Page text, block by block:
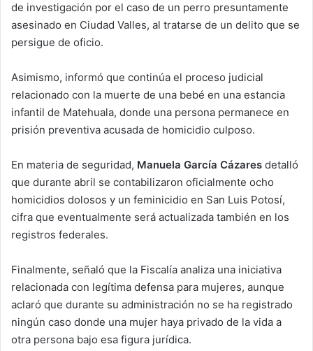
de investigación por el caso de un perro presuntamente
asesinado en Ciudad Valles, al tratarse de un delito que se
persigue de oficio.
Asimismo, informó que continúa el proceso judicial
relacionado con la muerte de una bebé en una estancia
infantil de Matehuala, donde una persona permanece en
prisión preventiva acusada de homicidio culposo.
En materia de seguridad, Manuela García Cázares detalló
que durante abril se contabilizaron oficialmente ocho
homicidios dolosos y un feminicidio en San Luis Potosí,
cifra que eventualmente será actualizada también en los
registros federales.
Finalmente, señaló que la Fiscalía analiza una iniciativa
relacionada con legítima defensa para mujeres, aunque
aclaró que durante su administración no se ha registrado
ningún caso donde una mujer haya privado de la vida a
otra persona bajo esa figura jurídica.